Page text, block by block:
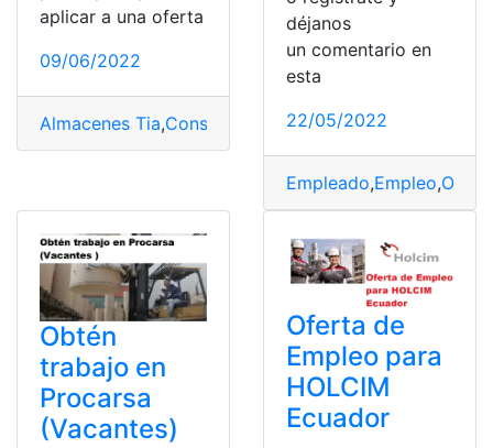
aplicar a una oferta
09/06/2022
Almacenes Tia,Consulta de empleos,empleos
déjanos
un comentario en
esta
22/05/2022
Empleado,Empleo,
Obtén
trabajo en
Procarsa
(Vacantes)
Oferta de
Empleo para
HOLCIM
Ecuador